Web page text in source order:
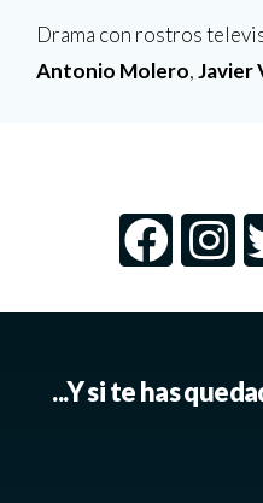
Drama con rostros
Antonio Molero,Javier
...Y si te has